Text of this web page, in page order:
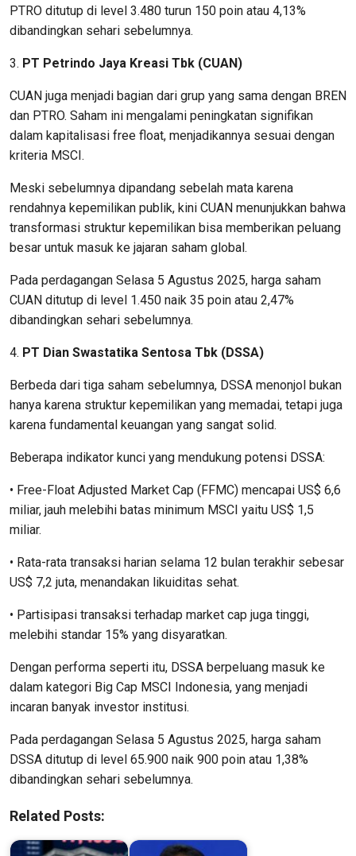
PTRO ditutup di level 3.480 turun 150 poin atau 4,13%
dibandingkan sehari sebelumnya.
3. PT Petrindo Jaya Kreasi Tbk (CUAN)
CUAN juga menjadi bagian dari grup yang sama dengan BREN
dan PTRO. Saham ini mengalami peningkatan signifikan
dalam kapitalisasi free float, menjadikannya sesuai dengan
kriteria MSCI.
Meski sebelumnya dipandang sebelah mata karena
rendahnya kepemilikan publik, kini CUAN menunjukkan bahwa
transformasi struktur kepemilikan bisa memberikan peluang
besar untuk masuk ke jajaran saham global.
Pada perdagangan Selasa 5 Agustus 2025, harga saham
CUAN ditutup di level 1.450 naik 35 poin atau 2,47%
dibandingkan sehari sebelumnya.
4. PT Dian Swastatika Sentosa Tbk (DSSA)
Berbeda dari tiga saham sebelumnya, DSSA menonjol bukan
hanya karena struktur kepemilikan yang memadai, tetapi juga
karena fundamental keuangan yang sangat solid.
Beberapa indikator kunci yang mendukung potensi DSSA:
• Free-Float Adjusted Market Cap (FFMC) mencapai US$ 6,6
miliar, jauh melebihi batas minimum MSCI yaitu US$ 1,5
miliar.
• Rata-rata transaksi harian selama 12 bulan terakhir sebesar
US$ 7,2 juta, menandakan likuiditas sehat.
• Partisipasi transaksi terhadap market cap juga tinggi,
melebihi standar 15% yang disyaratkan.
Dengan performa seperti itu, DSSA berpeluang masuk ke
dalam kategori Big Cap MSCI Indonesia, yang menjadi
incaran banyak investor institusi.
Pada perdagangan Selasa 5 Agustus 2025, harga saham
DSSA ditutup di level 65.900 naik 900 poin atau 1,38%
dibandingkan sehari sebelumnya.
Related Posts: